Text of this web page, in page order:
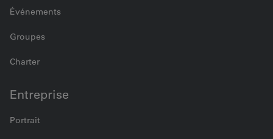
Événements
Groupes
Charter
Entreprise
Portrait